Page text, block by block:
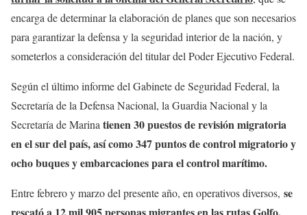
encarga de determinar la elaboración de planes que son necesarios
para garantizar la defensa y la seguridad interior de la nación, y
someterlos a consideración del titular del Poder Ejecutivo Federal.
Según el último informe del Gabinete de Seguridad Federal, la
Secretaría de la Defensa Nacional, la Guardia Nacional y la
Secretaría de Marina tienen 30 puestos de revisión migratoria
en el sur del país, así como 347 puntos de control migratorio y
ocho buques y embarcaciones para el control marítimo.
Entre febrero y marzo del presente año, en operativos diversos, se
rescató a 12 mil 905 personas migrantes en las rutas Golfo,